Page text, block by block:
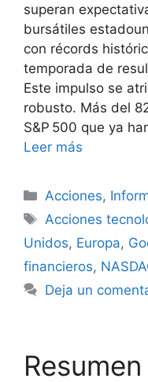
superan
bursátiles
con récords
temporada de
Este impulso se
robusto. Más del
S&P 500 que ya
Leer más
Categorías
Acciones,
Etiquetas
Acciones
Unidos, Europa,
financieros,
Deja un